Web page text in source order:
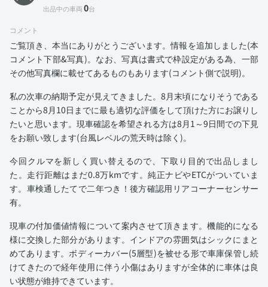
出品中の車両0台
コメント
ご覧頂き、本当にありがとうございます。情報を追加しました(本
コメント下部&写真)。なお、写真は書式で枠設定がある為、一部
その他写真欄に載せてあるものもあります(コメント側で説明)。
私の次車の納期予定が見えてきました。8月末頃になりそうである
ことから8月10日までに最も適切な評価をして頂けた方にお譲りし
たいと思います。現車確認を希望される方は8月1～9日間での下見
をお願い致します(台風レベルの荒天時は除く)。
今回クルマを新しく買い替えるので、下取り目的で出品しまし
た。走行距離はまだ0.8万kmです。純正ナビやETCがついていま
す。車検通したてで二年つき！後方確認用リアコーナーセンサー
有。
現車の付加価値情報について案内させて頂きます。機能的になる
様に交換した部分があります。インドアの雰囲気はシックにまと
めてあります。ボディーカバー(5層型)を被せる形で車庫保管し続
けてきたので経年使用に伴う小傷はありますが全体的に車体は良
い状態が維持できています。